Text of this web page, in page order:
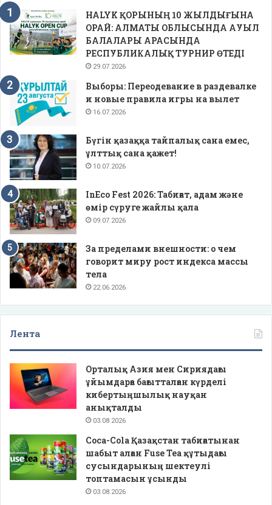
HALYK ҚОРЫНЫҢ 10 ЖЫЛДЫҒЫНА
ОРАЙ: АЛМАТЫ ОБЛЫСЫНДА АУЫЛ
БАЛАЛАРЫ АРАСЫНДА
РЕСПУБЛИКАЛЫҚ ТУРНИР ӨТЕДІ
29.07.2026
Выборы: Переодевание в раздевалке
и новые правила игры на вылет
16.07.2026
Бүгін қазаққа тайпалық сана емес,
ұлттық сана қажет!
10.07.2026
InEco Fest 2026: Табиғат, адам және
өмір сүруге жайлы қала
09.07.2026
За пределами внешности: о чем
говорит миру рост индекса массы
тела
22.06.2026
Лента
Орталық Азия мен Сириядағы
ұйымдарға бағытталған күрделі
кибертыңшылық науқан
анықталды
03.08.2026
Coca-Cola Қазақстан табиғатынан
шабыт алған Fuse Tea құтыдағы
сусындарының шектеулі
топтамасын ұсынды
03.08.2026